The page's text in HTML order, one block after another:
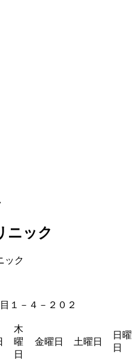
ニック
１－４－２０２
木
曜
日
金曜日 土曜日
日曜
日